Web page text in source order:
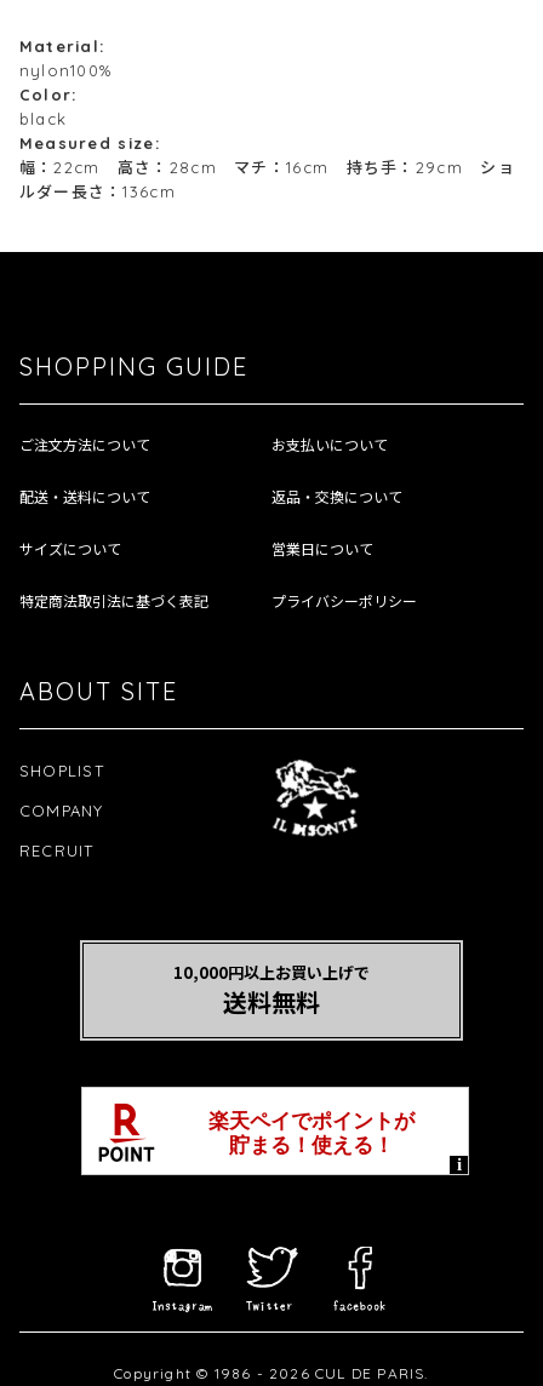
Material:
nylon100%
Color:
black
Measured size:
幅：22cm 高さ：28cm マチ：16cm 持ち手：29cm ショ
ルダー長さ：136cm
SHOPPING GUIDE
ご注文方法について お支払いについて
配送・送料について 返品・交換について
サイズについて 営業日について
特定商法取引法に基づく表記 プライバシーポリシー
ABOUT SITE
SHOPLIST
COMPANY
RECRUIT
10,000円以上お買い上げで
送料無料
Copyright © 1986 - 2026 CUL DE PARIS.